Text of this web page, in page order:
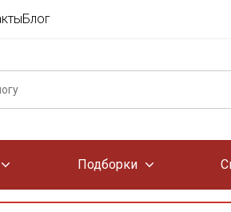
Блог
Подборки